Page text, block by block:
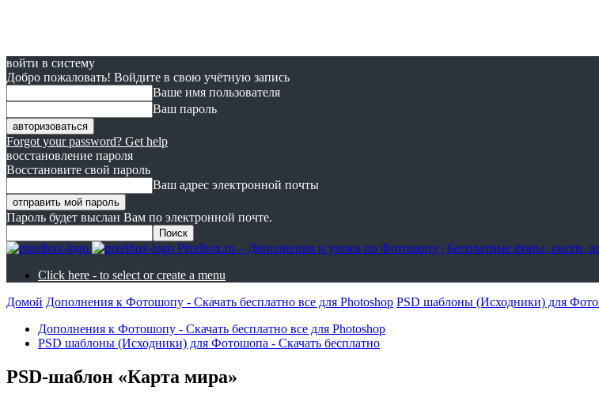
войти в систему
Добро пожаловать! Войдите в свою учётную запись
Ваше имя пользователя
Ваш пароль
Forgot your password? Get help
восстановление пароля
Восстановите свой пароль
Ваш адрес электронной почты
Пароль будет выслан Вам по электронной почте.
Pixelbox.ru – Дополнения и уроки по Фотошопу | Бесплатные фоны, кисти,
Click here - to select or create a menu
Домой Дополнения к Фотошопу - Скачать бесплатно все для Photoshop PSD шаблоны (Исходники) для
Дополнения к Фотошопу - Скачать бесплатно все для Photoshop
PSD шаблоны (Исходники) для Фотошопа - Скачать бесплатно
PSD-шаблон «Карта мира»